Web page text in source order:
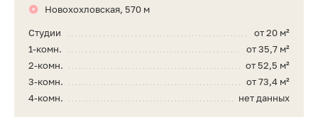
Новохохловская, 570 м
от 20 м²
Студии
от 35,7 м²
1-комн.
от 52,5 м²
2-комн.
от 73,4 м²
3-комн.
нет данных
4-комн.